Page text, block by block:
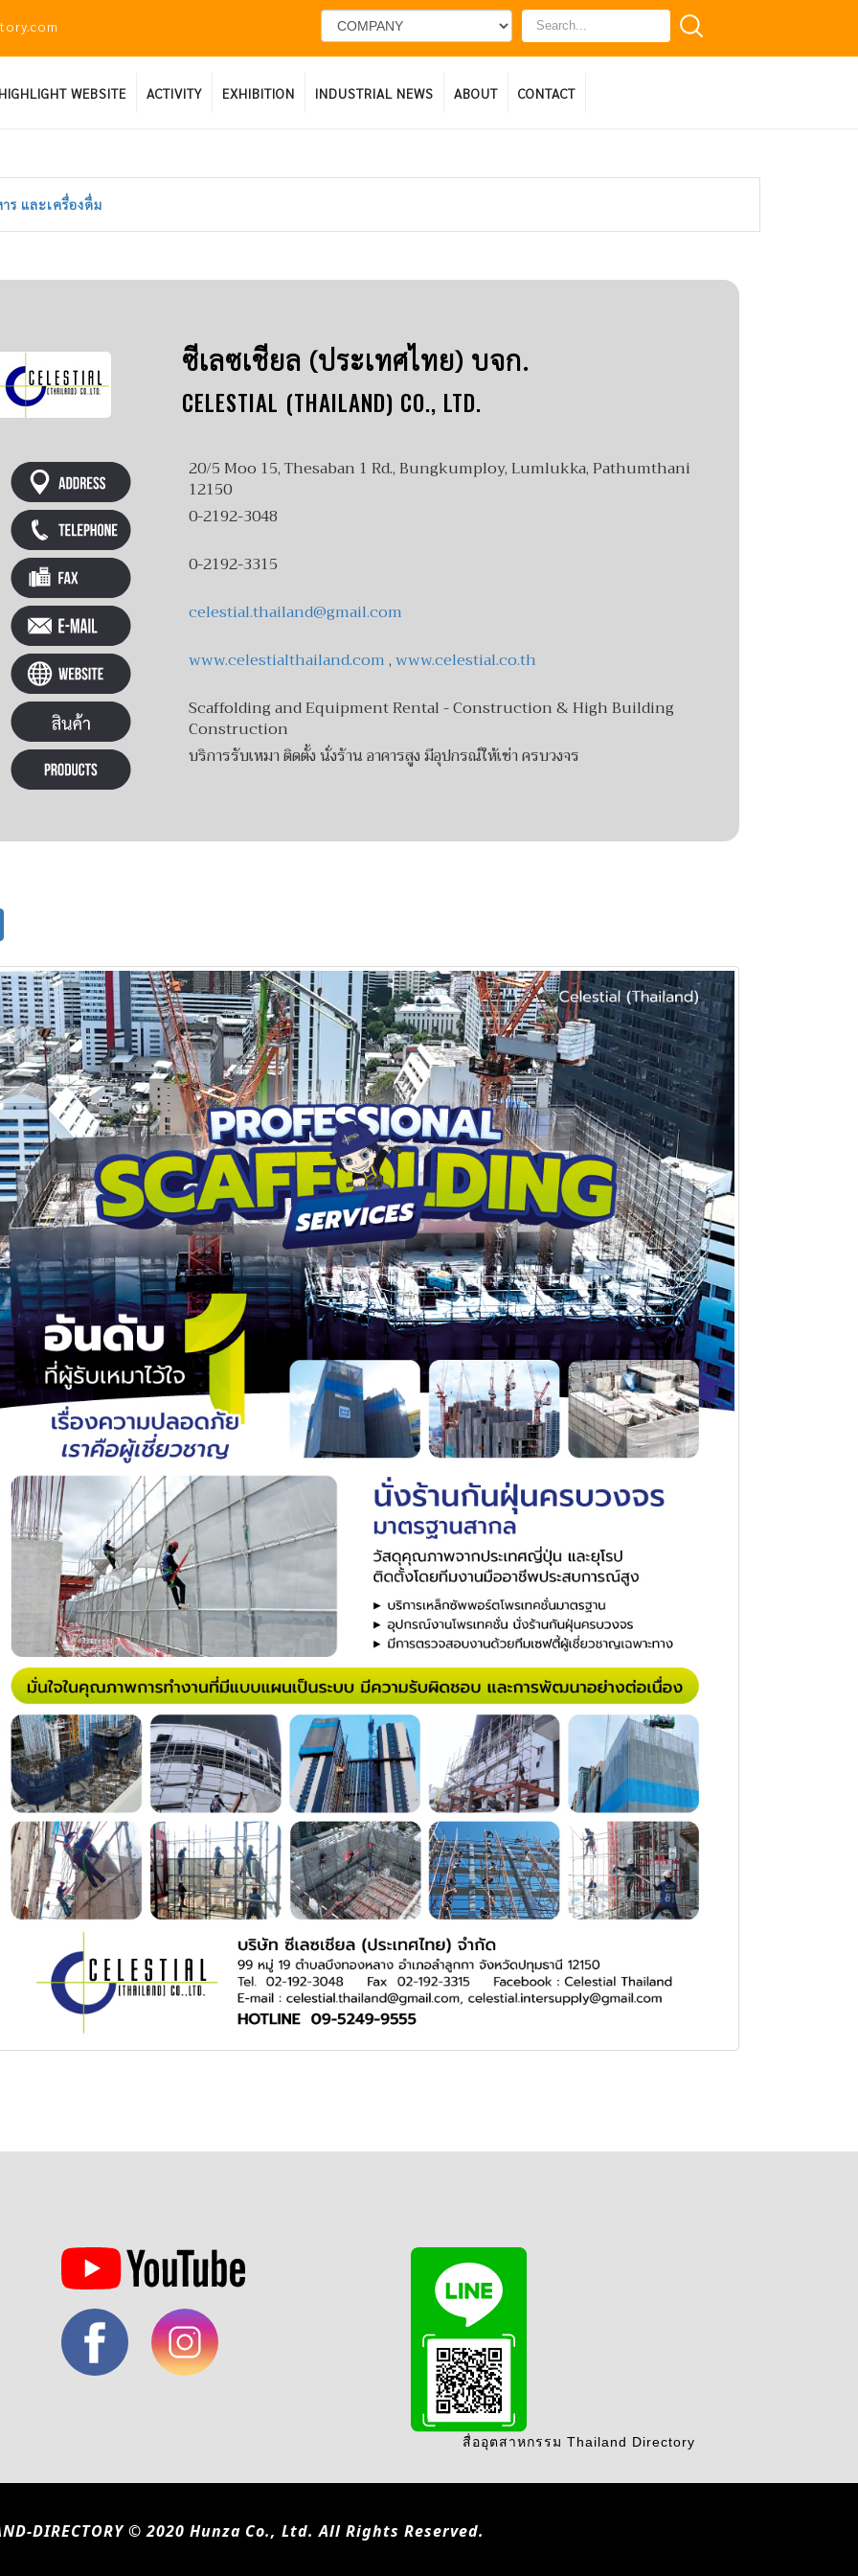
WEBSITE ACTIVITY EXHIBITION INDUSTRIAL NEWS ABOUT CONTACT
ร และเครื่องดื่ม
ซีเลซเชียล (ประเทศไทย) บจก.
CELESTIAL (THAILAND) CO., LTD.
20/5 Moo 15, Thesaban 1 Rd., Bungkumploy, Lumlukka, Pathumthani
12150
0-2192-3048
0-2192-3315
celestial.thailand@gmail.com
www.celestialthailand.com,www.celestial.co.th
Scaffolding and Equipment Rental - Construction & High Building
Construction
บริการรับเหมา ติดตั้ง นั่งร้าน อาคารสูง มีอุปกรณ์ให้เช่า ครบวงจร
สื่ออุตสาหกรรม Thailand Directory
DIRECTORY © 2020 Hunza Co., Ltd. All Rights Reserved.